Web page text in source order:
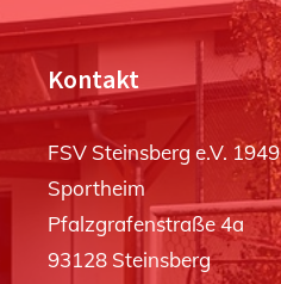
Kontakt
FSV Steinsberg e.V. 1949
Sportheim
Pfalzgrafenstraße 4a
93128 Steinsberg